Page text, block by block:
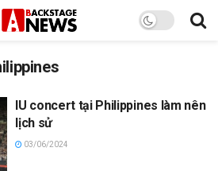
IU concert tại Philippines làm nên
lịch sử
03/06/2024